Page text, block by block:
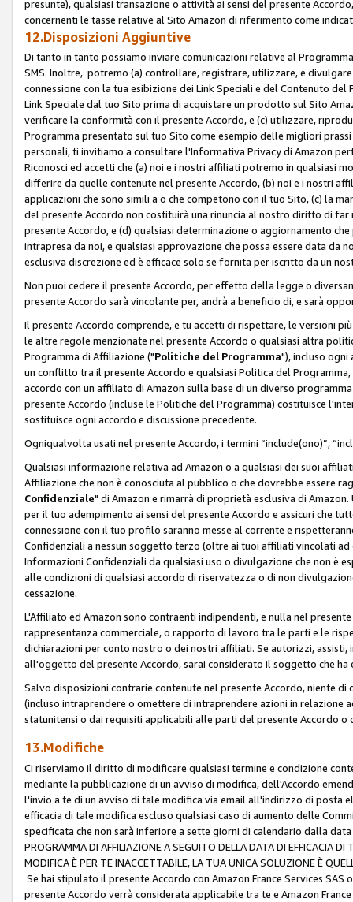
presunte), qualsiasi transazione o attività ai sensi del presente
concernenti le tasse relative al Sito Amazon di riferimento come
12.Disposizioni Aggiuntive
Di tanto in tanto possiamo inviare comunicazioni relative al
SMS. Inoltre, potremo (a) controllare, registrare, utilizzare, e
connessione con la tua esibizione dei Link Speciali e del Contenuto
Link Speciale dal tuo Sito prima di acquistare un prodotto sul Sito
verificare la conformità con il presente Accordo, e (c) utilizzare,
Programma presentato sul tuo Sito come esempio delle migliori
personali, ti invitiamo a consultare l'Informativa Privacy di Amazon
Riconosci ed accetti che (a) noi e i nostri affiliati potremo in qualsiasi
differire da quelle contenute nel presente Accordo, (b) noi e i nostri
applicazioni che sono simili a o che competono con il tuo Sito, (c) la
del presente Accordo non costituirà una rinuncia al nostro diritto di
presente Accordo, e (d) qualsiasi determinazione o aggiornamento
intrapresa da noi, e qualsiasi approvazione che possa essere data
esclusiva discrezione ed è efficace solo se fornita per iscritto da un
Non puoi cedere il presente Accordo, per effetto della legge o
presente Accordo sarà vincolante per, andrà a beneficio di, e sarà
Il presente Accordo comprende, e tu accetti di rispettare, le versioni
le altre regole menzionate nel presente Accordo o qualsiasi altra
Programma di Affiliazione ("Politiche del Programma"), incluso
un conflitto tra il presente Accordo e qualsiasi Politica del
accordo con un affiliato di Amazon sulla base di un diverso
presente Accordo (incluse le Politiche del Programma) costituisce
sostituisce ogni accordo e discussione precedente.
Ogniqualvolta usati nel presente Accordo, i termini “include(ono)”,
Qualsiasi informazione relativa ad Amazon o a qualsiasi dei suoi
Affiliazione che non è conosciuta al pubblico o che dovrebbe essere
Confidenziale" di Amazon e rimarrà di proprietà esclusiva di
per il tuo adempimento ai sensi del presente Accordo e assicuri che
connessione con il tuo profilo saranno messe al corrente e
Confidenziali a nessun soggetto terzo (oltre ai tuoi affiliati vincolati
Informazioni Confidenziali da qualsiasi uso o divulgazione che non è
alle condizioni di qualsiasi accordo di riservatezza o di non
cessazione.
L'Affiliato ed Amazon sono contraenti indipendenti, e nulla nel
rappresentanza commerciale, o rapporto di lavoro tra le parti e le
dichiarazioni per conto nostro o dei nostri affiliati. Se autorizzi,
all'oggetto del presente Accordo, sarai considerato il soggetto che
Salvo disposizioni contrarie contenute nel presente Accordo, niente
(incluso intraprendere o omettere di intraprendere azioni in relazione
statunitensi o dai requisiti applicabili alle parti del presente Accordo o
13.Modifiche
Ci riserviamo il diritto di modificare qualsiasi termine e condizione
mediante la pubblicazione di un avviso di modifica, dell'Accordo
l'invio a te di un avviso di tale modifica via email all'indirizzo di
efficacia di tale modifica escluso qualsiasi caso di aumento delle
specificata che non sarà inferiore a sette giorni di calendario dalla data
PROGRAMMA DI AFFILIAZIONE A SEGUITO DELLA DATA DI EFFICACIA
MODIFICA È PER TE INACCETTABILE, LA TUA UNICA SOLUZIONE È
Se hai stipulato il presente Accordo con Amazon France Services
presente Accordo verrà considerata applicabile tra te e Amazon